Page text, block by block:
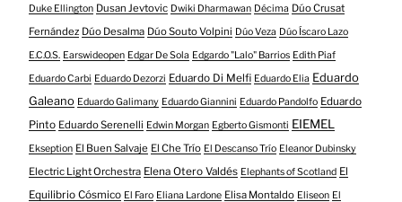
Duke Ellington Dusan Jevtovic Dwiki Dharmawan Décima Dúo Crusat
Fernández Dúo Desalma Dúo Souto Volpini Dúo Veza Dúo Íscaro Lazo
E.C.O.S. Earswideopen Edgar De Sola Edgardo "Lalo" Barrios Edith Piaf
Eduardo Carbi Eduardo Dezorzi Eduardo Di Melfi Eduardo Elia Eduardo
Galeano Eduardo Galimany Eduardo Giannini Eduardo Pandolfo Eduardo
Pinto Eduardo Serenelli Edwin Morgan Egberto Gismonti EIEMEL
Ekseption El Buen Salvaje El Che Trío El Descanso Trío Eleanor Dubinsky
Electric Light Orchestra Elena Otero Valdés Elephants of Scotland El
Equilibrio Cósmico El Faro Eliana Lardone Elisa Montaldo Eliseon El